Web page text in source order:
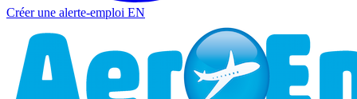
Créer une alerte-emploi EN